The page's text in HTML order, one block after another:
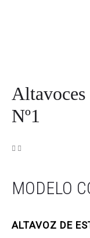
Nº1
MODELO
ALTAVOZ DE